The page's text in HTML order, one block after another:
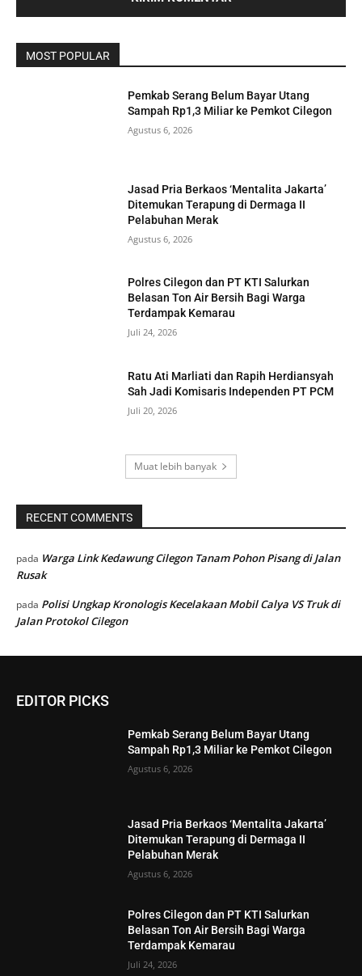
MOST POPULAR
Pemkab Serang Belum Bayar Utang
Sampah Rp1,3 Miliar ke Pemkot Cilegon
Agustus 6, 2026
Jasad Pria Berkaos ‘Mentalita Jakarta’
Ditemukan Terapung di Dermaga II
Pelabuhan Merak
Agustus 6, 2026
Polres Cilegon dan PT KTI Salurkan
Belasan Ton Air Bersih Bagi Warga
Terdampak Kemarau
Juli 24, 2026
Ratu Ati Marliati dan Rapih Herdiansyah
Sah Jadi Komisaris Independen PT PCM
Juli 20, 2026
Muat lebih banyak
RECENT COMMENTS
pada Warga Link Kedawung Cilegon Tanam Pohon Pisang di Jalan
Rusak
pada Polisi Ungkap Kronologis Kecelakaan Mobil Calya VS Truk di
Jalan Protokol Cilegon
EDITOR PICKS
Pemkab Serang Belum Bayar Utang
Sampah Rp1,3 Miliar ke Pemkot Cilegon
Agustus 6, 2026
Jasad Pria Berkaos ‘Mentalita Jakarta’
Ditemukan Terapung di Dermaga II
Pelabuhan Merak
Agustus 6, 2026
Polres Cilegon dan PT KTI Salurkan
Belasan Ton Air Bersih Bagi Warga
Terdampak Kemarau
Juli 24, 2026